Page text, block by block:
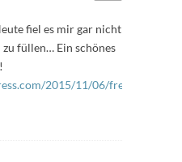
fiel es mir gar nicht
zu füllen… Ein schönes
2015/11/06/